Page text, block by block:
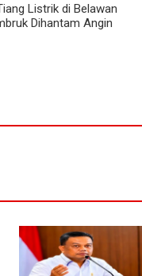
Listrik di Belawan
Dihantam Angin